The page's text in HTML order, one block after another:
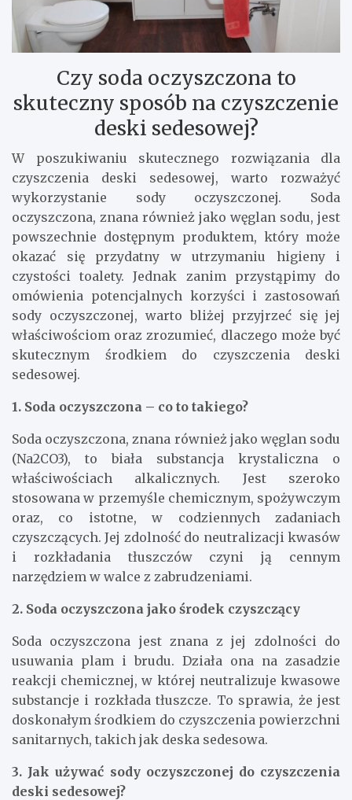
Czy soda oczyszczona to
skuteczny sposób na czyszczenie
deski sedesowej?
W poszukiwaniu skutecznego rozwiązania dla
czyszczenia deski sedesowej, warto rozważyć
wykorzystanie sody oczyszczonej. Soda
oczyszczona, znana również jako węglan sodu, jest
powszechnie dostępnym produktem, który może
okazać się przydatny w utrzymaniu higieny i
czystości toalety. Jednak zanim przystąpimy do
omówienia potencjalnych korzyści i zastosowań
sody oczyszczonej, warto bliżej przyjrzeć się jej
właściwościom oraz zrozumieć, dlaczego może być
skutecznym środkiem do czyszczenia deski
sedesowej.
1. Soda oczyszczona – co to takiego?
Soda oczyszczona, znana również jako węglan sodu
(Na2CO3), to biała substancja krystaliczna o
właściwościach alkalicznych. Jest szeroko
stosowana w przemyśle chemicznym, spożywczym
oraz, co istotne, w codziennych zadaniach
czyszczących. Jej zdolność do neutralizacji kwasów
i rozkładania tłuszczów czyni ją cennym
narzędziem w walce z zabrudzeniami.
2. Soda oczyszczona jako środek czyszczący
Soda oczyszczona jest znana z jej zdolności do
usuwania plam i brudu. Działa ona na zasadzie
reakcji chemicznej, w której neutralizuje kwasowe
substancje i rozkłada tłuszcze. To sprawia, że jest
doskonałym środkiem do czyszczenia powierzchni
sanitarnych, takich jak deska sedesowa.
3. Jak używać sody oczyszczonej do czyszczenia
deski sedesowej?